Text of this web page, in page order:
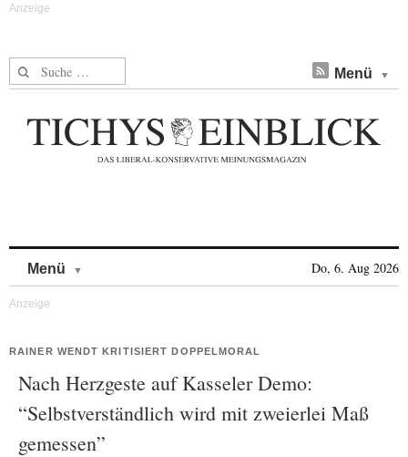
Suche nach: Menü
Menü Do, 6. Aug 2026
RAINER WENDT KRITISIERT DOPPELMORAL
Nach Herzgeste auf Kasseler Demo:
“Selbstverständlich wird mit zweierlei Maß
gemessen”